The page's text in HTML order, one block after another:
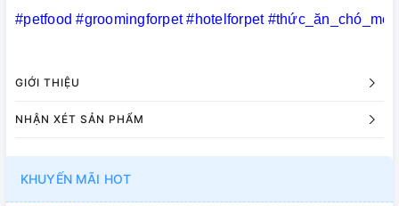
#petfood #groomingforpet #hotelforpet #thức_ăn_chó_mèo
GIỚI THIỆU
NHẬN XÉT SẢN PHẨM
KHUYẾN MÃI HOT